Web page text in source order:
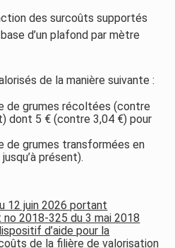
des surcoûts supportés
d’un plafond par mètre
de la manière suivante :
de grumes récoltées (contre
dont 5 € (contre 3,04 €) pour
de grumes transformées en
présent).
12 juin 2026 portant
2018-325 du 3 mai 2018
d’aide pour la
de la filière de valorisation